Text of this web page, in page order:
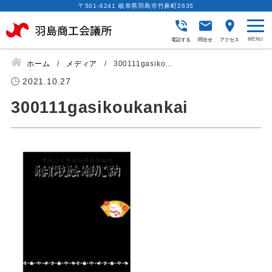
〒501-6241 岐阜県羽島市竹鼻町2635
電話する 問合せ アクセス
ホーム メディア 300111gasiko...
2021.10.27
300111gasikoukankai